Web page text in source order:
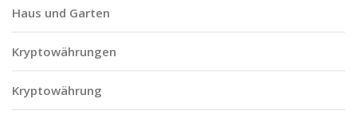
Haus und Garten
Kryptowährungen
Kryptowährung